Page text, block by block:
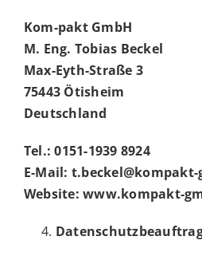
Kom-pakt GmbH
M. Eng. Tobias Beckel
Max-Eyth-Straße 3
75443 Ötisheim
Deutschland
Tel.: 0151-1939 8924
E-Mail:
Website: www.kompakt-